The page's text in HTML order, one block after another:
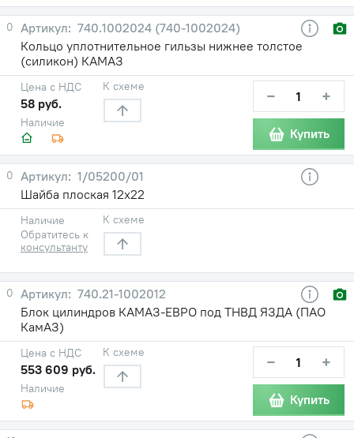
0
740.1002024 (740-1002024)
Кольцо уплотнительное гильзы нижнее толстое
(силикон) КАМАЗ
Наличие
Цена с НДС
58 руб.
К схеме − +
Купить
0
1/05200/01
Шайба плоская 12х22
Наличие
Обратитесь к
консультанту
К схеме
0
740.21-1002012
Блок цилиндров КАМАЗ-ЕВРО под ТНВД ЯЗДА (ПАО
КамАЗ)
Наличие
Цена с НДС
553 609 руб.
К схеме − +
Купить